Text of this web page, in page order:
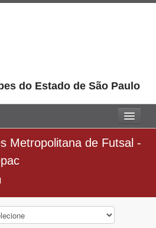
do Estado de São Paulo
Metropolitana de Futsal -